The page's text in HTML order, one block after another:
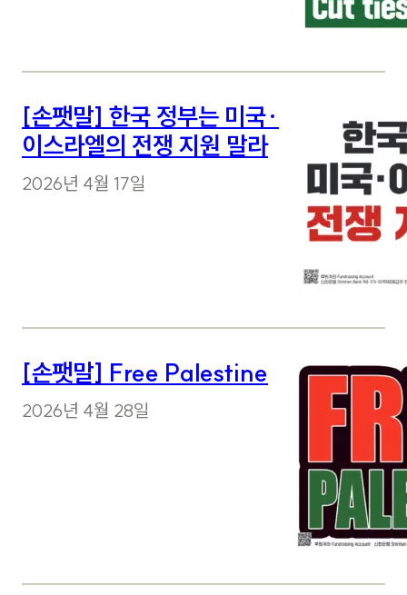
[손팻말] 한국 정부는 미국·
이스라엘의 전쟁 지원 말라
2026년 4월 17일
[손팻말] Free Palestine
2026년 4월 28일